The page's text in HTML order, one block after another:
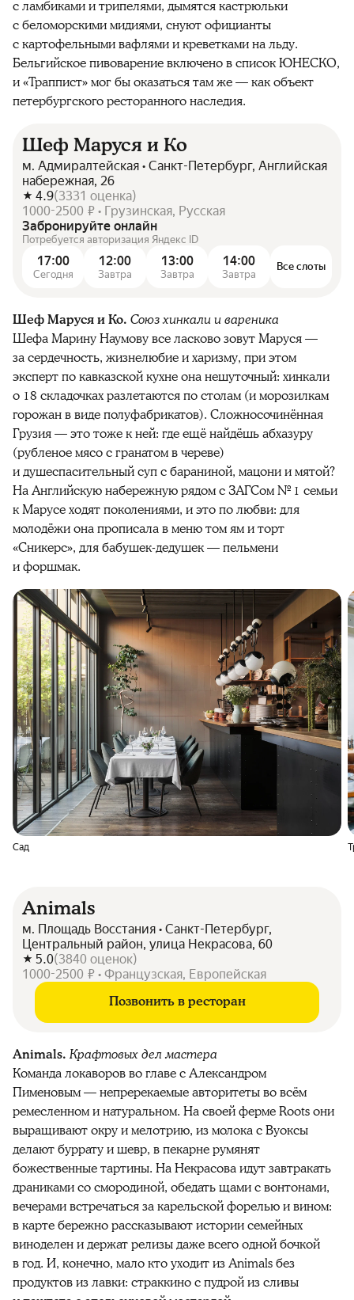
с ламбиками и трипелями, дымятся кастрюльки
с беломорскими мидиями, снуют официанты
с картофельными вафлями и креветками на льду.
Бельгийское пивоварение включено в список ЮНЕСКО,
и «Траппист» мог бы оказаться там же — как объект
петербургского ресторанного наследия.
Шеф Маруся и Ко
м. Адмиралтейская • Санкт-Петербург, Английская
набережная, 26
4.9(3331 оценка)
1000-2500 ₽ • Грузинская, Русская
Забронируйте онлайн
Потребуется авторизация Яндекс ID
17:00
Сегодня
12:00
Завтра
13:00
Завтра
14:00
Завтра
Все слоты
Шеф Маруся и Ко. Союз хинкали и вареника
Шефа Марину Наумову все ласково зовут Маруся —
за сердечность, жизнелюбие и харизму, при этом
эксперт по кавказской кухне она нешуточный: хинкали
о 18 складочках разлетаются по столам (и морозилкам
горожан в виде полуфабрикатов). Сложносочинённая
Грузия — это тоже к ней: где ещё найдёшь абхазуру
(рубленое мясо с гранатом в череве)
и душеспасительный суп с бараниной, мацони и мятой?
На Английскую набережную рядом с ЗАГСом № 1 семьи
к Марусе ходят поколениями, и это по любви: для
молодёжи она прописала в меню том ям и торт
«Сникерс», для бабушек-дедушек — пельмени
и форшмак.
Сад
Animals
м. Площадь Восстания • Санкт-Петербург,
Центральный район, улица Некрасова, 60
5.0(3840 оценок)
1000-2500 ₽ • Французская, Европейская
Позвонить в ресторан
Animals. Крафтовых дел мастера
Команда локаворов во главе с Александром
Пименовым — непререкаемые авторитеты во всём
ремесленном и натуральном. На своей ферме Roots они
выращивают окру и мелотрию, из молока с Вуоксы
делают буррату и шевр, в пекарне румянят
божественные тартины. На Некрасова идут завтракать
драниками со смородиной, обедать щами с вонтонами,
вечерами встречаться за карельской форелью и вином:
в карте бережно рассказывают истории семейных
виноделен и держат релизы даже всего одной бочкой
в год. И, конечно, мало кто уходит из Animals без
продуктов из лавки: страккино с пудрой из сливы